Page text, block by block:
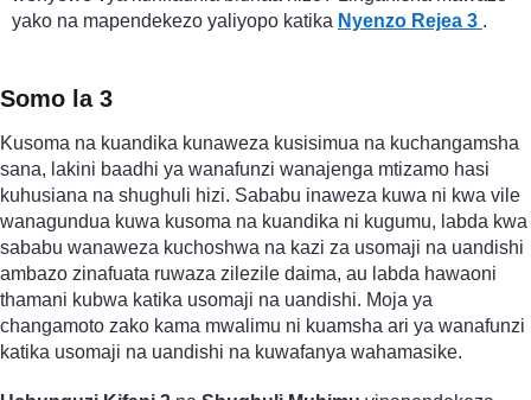
yako na mapendekezo yaliyopo katika Nyenzo Rejea 3 .
Somo la 3
Kusoma na kuandika kunaweza kusisimua na kuchangamsha
sana, lakini baadhi ya wanafunzi wanajenga mtizamo hasi
kuhusiana na shughuli hizi. Sababu inaweza kuwa ni kwa vile
wanagundua kuwa kusoma na kuandika ni kugumu, labda kwa
sababu wanaweza kuchoshwa na kazi za usomaji na uandishi
ambazo zinafuata ruwaza zilezile daima, au labda hawaoni
thamani kubwa katika usomaji na uandishi. Moja ya
changamoto zako kama mwalimu ni kuamsha ari ya wanafunzi
katika usomaji na uandishi na kuwafanya wahamasike.